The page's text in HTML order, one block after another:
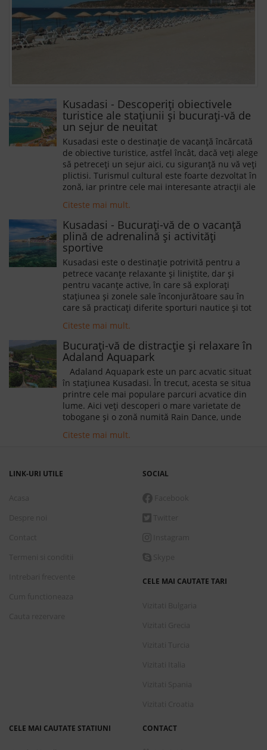
Kusadasi - Descoperiți obiectivele
turistice ale stațiunii și bucurați-vă de
un sejur de neuitat
Kusadasi este o destinație de vacanță încărcată
de obiective turistice, astfel încât, dacă veți alege
să petreceți un sejur aici, cu siguranță nu vă veți
plictisi. Turismul cultural este foarte dezvoltat în
zonă, iar printre cele mai interesante atracții ale
Fecioarei Maria, Bazilica Sfântului Ion, Muzeul
Căilor Ferate și multe altele.
Citeste mai mult.
Kusadasi - Bucurați-vă de o vacanță
plină de adrenalină și activități
sportive
Kusadasi este o destinație potrivită pentru a
petrece vacanțe relaxante și liniștite, dar și
pentru vacanțe active, în care să explorați
stațiunea și zonele sale înconjurătoare sau în
care să practicați diferite sporturi nautice și tot
sejurul petrecut aici o experiență memorabilă.
Citeste mai mult.
Bucurați-vă de distracție și relaxare în
Adaland Aquapark
Adaland Aquapark este un parc acvatic situat
în stațiunea Kusadasi. În trecut, acesta se situa
printre cele mai populare parcuri acvatice din
lume. Aici veți descoperi o mare varietate de
tobogane și o zonă numită Rain Dance, unde
Adaland Aquapark are și o pistă de rafting, de
Citeste mai mult.
LINK-URI UTILE SOCIAL
CELE MAI CAUTATE TARI
CELE MAI CAUTATE STATIUNI CONTACT